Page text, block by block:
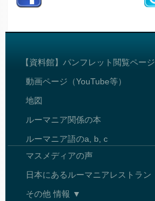
【資料館】パンフレット閲覧ページ
動画ページ（YouTube等）
地図
ルーマニア関係の本
ルーマニア語のa, b, c
マスメディアの声
日本にあるルーマニアレストラン
その他 情報 ▼